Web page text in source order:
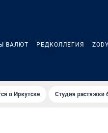
ВАЛЮТ РЕДКОЛЛЕГИЯ ZODY
в Иркутске Студия растяжки